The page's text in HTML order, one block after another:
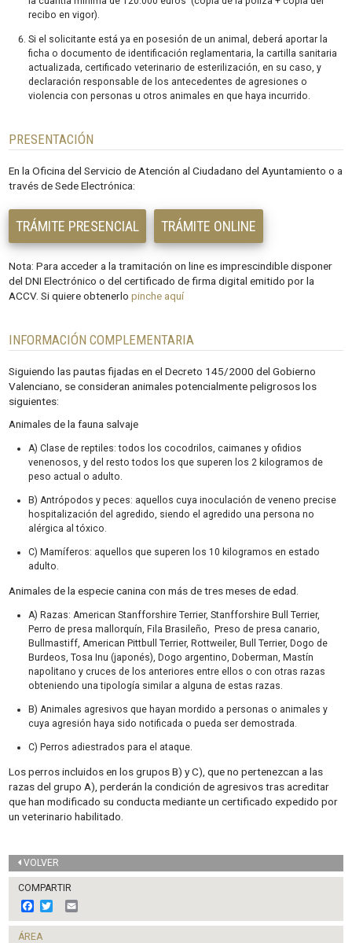
recibo en vigor).
Si el solicitante está ya en posesión de un animal, deberá aportar la
ficha o documento de identificación reglamentaria, la cartilla sanitaria
actualizada, certificado veterinario de esterilización, en su caso, y
declaración responsable de los antecedentes de agresiones o
violencia con personas u otros animales en que haya incurrido.
PRESENTACIÓN
En la Oficina del Servicio de Atención al Ciudadano del Ayuntamiento o a
través de Sede Electrónica:
TRÁMITE PRESENCIAL TRÁMITE ONLINE
Nota: Para acceder a la tramitación on line es imprescindible disponer
del DNI Electrónico o del certificado de firma digital emitido por la
ACCV. Si quiere obtenerlopinche aquí
INFORMACIÓN COMPLEMENTARIA
Siguiendo las pautas fijadas en el Decreto 145/2000 del Gobierno
Valenciano, se consideran animales potencialmente peligrosos los
siguientes:
Animales de la fauna salvaje
A) Clase de reptiles: todos los cocodrilos, caimanes y ofidios
venenosos, y del resto todos los que superen los 2 kilogramos de
peso actual o adulto.
B) Antrópodos y peces: aquellos cuya inoculación de veneno precise
hospitalización del agredido, siendo el agredido una persona no
alérgica al tóxico.
C) Mamíferos: aquellos que superen los 10 kilogramos en estado
adulto.
Animales de la especie canina con más de tres meses de edad.
A) Razas: American Stanfforshire Terrier, Stanfforshire Bull Terrier,
Perro de presa mallorquín, Fila Brasileño, Preso de presa canario,
Bullmastiff, American Pittbull Terrier, Rottweiler, Bull Terrier, Dogo de
Burdeos, Tosa Inu (japonés), Dogo argentino, Doberman, Mastín
napolitano y cruces de los anteriores entre ellos o con otras razas
obteniendo una tipología similar a alguna de estas razas.
B) Animales agresivos que hayan mordido a personas o animales y
cuya agresión haya sido notificada o pueda ser demostrada.
C) Perros adiestrados para el ataque.
Los perros incluidos en los grupos B) y C), que no pertenezcan a las
razas del grupo A), perderán la condición de agresivos tras acreditar
que han modificado su conducta mediante un certificado expedido por
un veterinario habilitado.
VOLVER
COMPARTIR
F
a
c
w
m
ÁREA